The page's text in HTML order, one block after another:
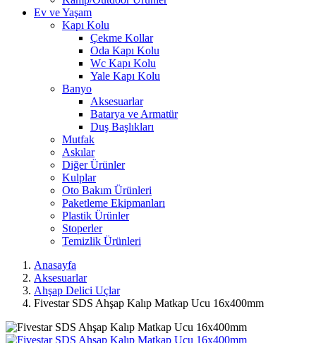
Ev ve Yaşam
Kapı Kolu
Çekme Kollar
Oda Kapı Kolu
Wc Kapı Kolu
Yale Kapı Kolu
Banyo
Aksesuarlar
Batarya ve Armatür
Duş Başlıkları
Mutfak
Askılar
Diğer Ürünler
Kulplar
Oto Bakım Ürünleri
Paketleme Ekipmanları
Plastik Ürünler
Stoperler
Temizlik Ürünleri
Anasayfa
Aksesuarlar
Ahşap Delici Uçlar
Fivestar SDS Ahşap Kalıp Matkap Ucu 16x400mm